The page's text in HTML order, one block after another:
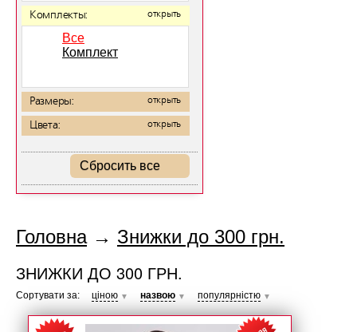
Комплекты: открыть
Все
Комплект
Размеры: открыть
Цвета: открыть
Сбросить все
Головна→ Знижки до 300 грн.
ЗНИЖКИ ДО 300 ГРН.
Сортувати за: ціною ▼ назвою ▼ популярністю ▼